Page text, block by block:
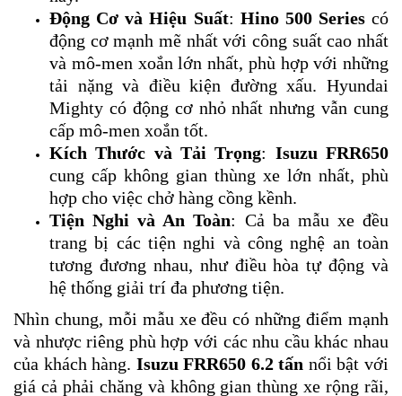
Động Cơ và Hiệu Suất: Hino 500 Seriescó
động cơ mạnh mẽ nhất với công suất cao nhất
và mô-men xoắn lớn nhất, phù hợp với những
tải nặng và điều kiện đường xấu. Hyundai
Mighty có động cơ nhỏ nhất nhưng vẫn cung
cấp mô-men xoắn tốt.
Kích Thước và Tải Trọng: Isuzu FRR650
cung cấp không gian thùng xe lớn nhất, phù
hợp cho việc chở hàng cồng kềnh.
Tiện Nghi và An Toàn: Cả ba mẫu xe đều
trang bị các tiện nghi và công nghệ an toàn
tương đương nhau, như điều hòa tự động và
hệ thống giải trí đa phương tiện.
Nhìn chung, mỗi mẫu xe đều có những điểm mạnh
và nhược riêng phù hợp với các nhu cầu khác nhau
của khách hàng. Isuzu FRR650 6.2 tấn nổi bật với
giá cả phải chăng và không gian thùng xe rộng rãi,